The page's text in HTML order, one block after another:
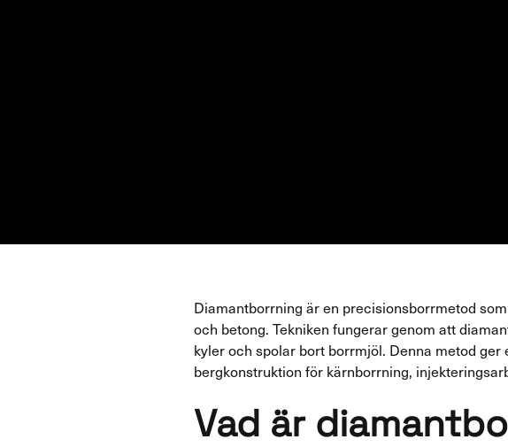
Diamantborrning är en precisionsborrmetod
och betong. Tekniken fungerar genom att
kyler och spolar bort borrmjöl. Denna metod
bergkonstruktion för kärnborrning,
Vad är